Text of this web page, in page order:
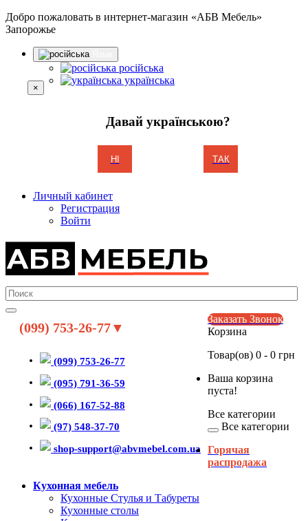
Добро пожаловать в интернет-магазин «АБВ Мебель»
Запорожье
російська
українська
×
Давай українською?
НІ ТАК
Личный кабинет
Регистрация
Войти
(099) 753-26-77▼
(099) 753-26-77
(095) 791-36-59
(066) 167-52-88
(97) 548-37-70
shop-support@abvmebel.com.ua
Заказать Звонок
Корзина
Товар(ов) 0 - 0 грн
Ваша корзина
пуста!
Все категории
Все категории
Горячая
распродажа
Кухонная мебель
Кухонные Стулья и Табуреты
Кухонные столы